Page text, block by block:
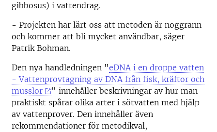
gibbosus) i vattendrag.
- Projekten har lärt oss att metoden är noggrann
och kommer att bli mycket användbar, säger
Patrik Bohman.
Den nya handledningen "eDNA i en droppe vatten
- Vattenprovtagning av DNA från fisk, kräftor och
musslor
" innehåller beskrivningar av hur man
praktiskt spårar olika arter i sötvatten med hjälp
av vattenprover. Den innehåller även
rekommendationer för metodikval,